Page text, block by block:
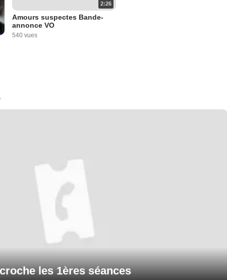
2:26
Amours suspectes Bande-
annonce VO
540 vues
les 1ères séances